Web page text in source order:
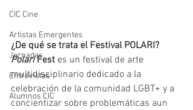
CIC Cine
Artistas Emergentes
Jornadas
Entrevistas
Alumnos CIC
¿De qué se trata el Festival POLARI?
Polari Fest es un festival de arte
multidisciplinario dedicado a la
celebración de la comunidad LGBT+ y a
concientizar sobre problemáticas aun